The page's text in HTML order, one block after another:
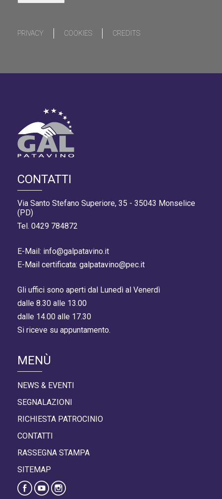
CONTATTI
Via Santo Stefano Superiore, 35 - 35043 Monselice
(PD)
Tel. 0429 784872
E-Mail: info@galpatavino.it
E-Mail certificata: galpatavino@pec.it
Gli uffici sono aperti dal Lunedì al Venerdì
dalle 8.30 alle 13.00
dalle 14.00 alle 17.30
Si riceve su appuntamento.
MENÙ
NEWS & EVENTI
SEGNALAZIONI
RICHIESTA PATROCINIO
CONTATTI
RASSEGNA STAMPA
SITEMAP
PRIVACY COOKIES CREDITS